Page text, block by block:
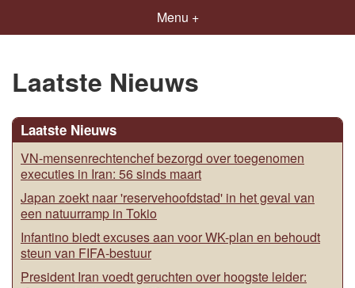
Menu +
Laatste Nieuws
Laatste Nieuws
VN-mensenrechtenchef bezorgd over toegenomen
executies in Iran: 56 sinds maart
Japan zoekt naar 'reservehoofdstad' in het geval van
een natuurramp in Tokio
Infantino biedt excuses aan voor WK-plan en behoudt
steun van FIFA-bestuur
President Iran voedt geruchten over hoogste leider: